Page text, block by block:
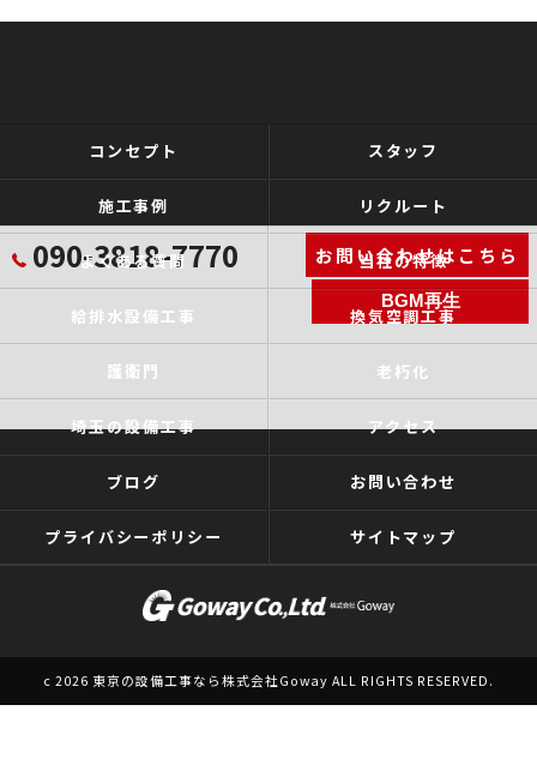
090-3818-7770 お問い合わせはこちら
BGM再生
コンセプト スタッフ
施工事例 リクルート
よくある質問 当社の特徴
給排水設備工事 換気空調工事
護衛門 老朽化
埼玉の設備工事 アクセス
ブログ お問い合わせ
プライバシーポリシー サイトマップ
c 2026 東京の設備工事なら株式会社Goway ALL RIGHTS RESERVED.